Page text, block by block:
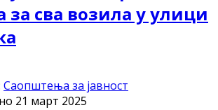
за сва возила у улици
Саопштења за јавност
21 март 2025